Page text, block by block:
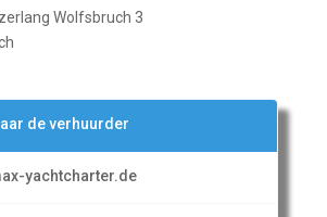
Wolfsbruch 3
de verhuurder
yachtcharter.de